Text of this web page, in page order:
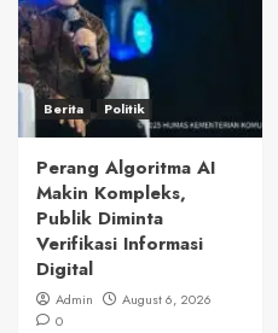
Berita Politik
Perang Algoritma AI
Makin Kompleks,
Publik Diminta
Verifikasi Informasi
Digital
Admin
August 6, 2026
0